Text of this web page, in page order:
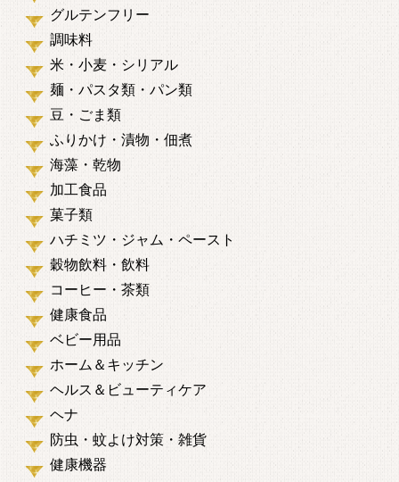
グルテンフリー
調味料
米・小麦・シリアル
麺・パスタ類・パン類
豆・ごま類
ふりかけ・漬物・佃煮
海藻・乾物
加工食品
菓子類
ハチミツ・ジャム・ペースト
穀物飲料・飲料
コーヒー・茶類
健康食品
ベビー用品
ホーム＆キッチン
ヘルス＆ビューティケア
ヘナ
防虫・蚊よけ対策・雑貨
健康機器